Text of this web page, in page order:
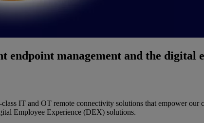
management and the digital
IT and OT remote connectivity solutions that empower
Employee Experience (DEX) solutions.